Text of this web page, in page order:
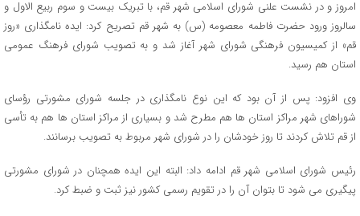
امروز و در نشست علنی شورای اسلامی شهر قم، با تبریک بیست و سوم ربیع الاول و
سالروز ورود حضرت فاطمه معصومه (س) به شهر قم تصریح کرد: ایده نامگذاری «روز
قم» از کمیسیون فرهنگی شورای شهر آغاز شد و به تصویب شورای فرهنگ عمومی
استان هم رسید.
وی افزود: پس از آن بود که این نوع نامگذاری در جلسه شورای مشورتی رؤسای
شوراهای شهر مراکز استان ها هم مطرح شد و بسیاری از مراکز استان ها هم به تأسی
از قم تلاش کردند تا روز خودشان را در شورای شهر مربوط به تصویب برسانند.
رئیس شورای اسلامی شهر قم ادامه داد: البته این ایده همچنان در شورای مشورتی
پیگیری می شود تا بتوان آن را در تقویم رسمی کشور نیز ثبت و ضبط کرد.